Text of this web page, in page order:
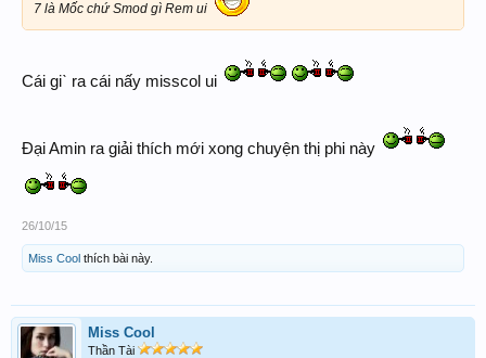
7 là Mốc chứ Smod gì Rem ui
Cái giˋ ra cái nấy misscol ui
Đại Amin ra giải thích mới xong chuyện thị phi này
26/10/15
Miss Cool thích bài này.
Miss Cool
Thần Tài